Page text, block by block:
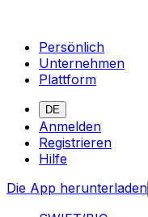
Persönlich
Unternehmen
Plattform
DE
Anmelden
Registrieren
Hilfe
Die App herunterladen